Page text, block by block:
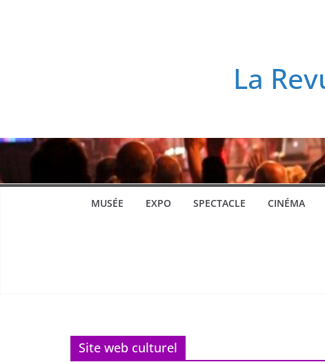
La
MUSÉE EXPO SPECTACLE CINÉMA
Site web culturel